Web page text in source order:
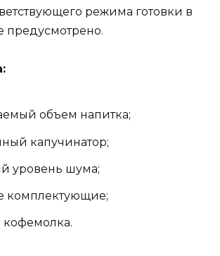
режима готовки в
предусмотрено.
объем напитка;
капучинатор;
уровень шума;
комплектующие;